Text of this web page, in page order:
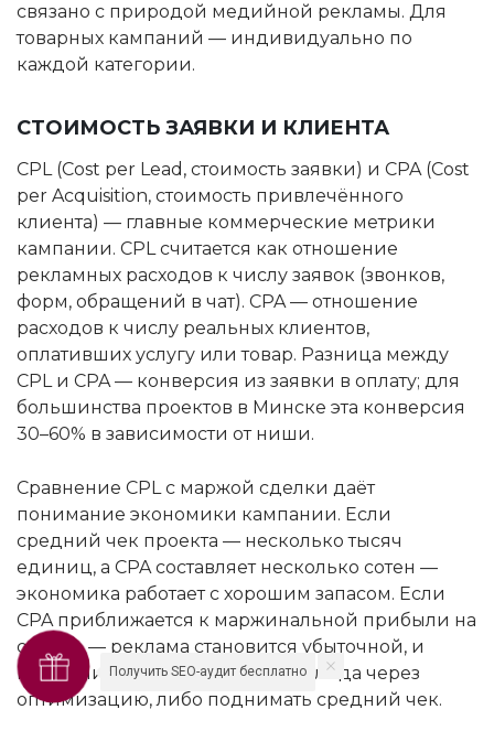
связано с природой медийной рекламы. Для
товарных кампаний — индивидуально по
каждой категории.
СТОИМОСТЬ ЗАЯВКИ И КЛИЕНТА
CPL (Cost per Lead, стоимость заявки) и CPA (Cost
per Acquisition, стоимость привлечённого
клиента) — главные коммерческие метрики
кампании. CPL считается как отношение
рекламных расходов к числу заявок (звонков,
форм, обращений в чат). CPA — отношение
расходов к числу реальных клиентов,
оплативших услугу или товар. Разница между
CPL и CPA — конверсия из заявки в оплату; для
большинства проектов в Минске эта конверсия
30–60% в зависимости от ниши.
Сравнение CPL с маржой сделки даёт
понимание экономики кампании. Если
средний чек проекта — несколько тысяч
единиц, а CPA составляет несколько сотен —
экономика работает с хорошим запасом. Если
CPA приближается к маржинальной прибыли на
сделке — реклама становится убыточной, и
нужно либо снижать стоимость лида через
оптимизацию, либо поднимать средний чек.
Получить SEO-аудит бесплатно